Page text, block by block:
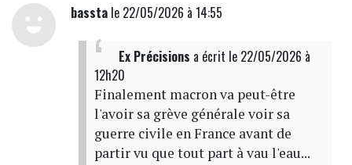
basstale 22/05/2026 à 14:55
Ex Précisions a écrit le 22/05/2026 à
12h20
Finalement macron va peut-être
l'avoir sa grève générale voir sa
guerre civile en France avant de
partir vu que tout part à vau l'eau...